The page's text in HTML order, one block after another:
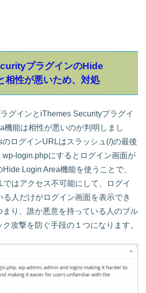
プラグインのHide
性が悪いため、対処
グインとiThemes Securityプラグイ
機能は相性が悪いのが判明しまし
ログインURLはスラッシュ(/)の最後
wp-login.phpにするとログイン画面が
Login Area機能を使うことで、
はアクセス不可能にして、ログイ
る人だけがログイン画面を表示でき
まり、誰か悪意を持っている人のブル
攻撃を防ぐ手段の１つになります。